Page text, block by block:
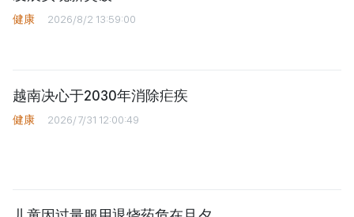
健康 2026/7/31 12:00:49
健康 2026/7/31 08:36:24